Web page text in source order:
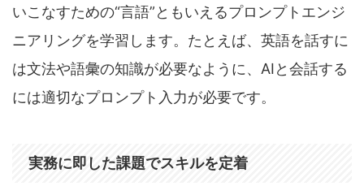
いこなすための“言語”ともいえるプロンプトエンジ
ニアリングを学習します。たとえば、英語を話すに
は文法や語彙の知識が必要なように、AIと会話する
には適切なプロンプト入力が必要です。
実務に即した課題でスキルを定着